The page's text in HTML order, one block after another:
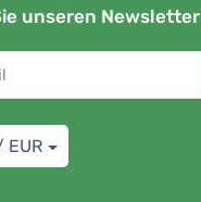
unseren Newsletter
EUR